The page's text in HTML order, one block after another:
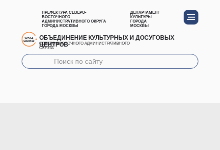
ПРЕФЕКТУРА СЕВЕРО-
ВОСТОЧНОГО
АДМИНИСТРАТИВНОГО ОКРУГА
ГОРОДА МОСКВЫ
ДЕПАРТАМЕНТ
КУЛЬТУРЫ
ГОРОДА
МОСКВЫ
ОБЪЕДИНЕНИЕ КУЛЬТУРНЫХ И ДОСУГОВЫХ
ЦЕНТРОВ
СЕВЕРО-ВОСТОЧНОГО АДМИНИСТРАТИВНОГО
ОКРУГА